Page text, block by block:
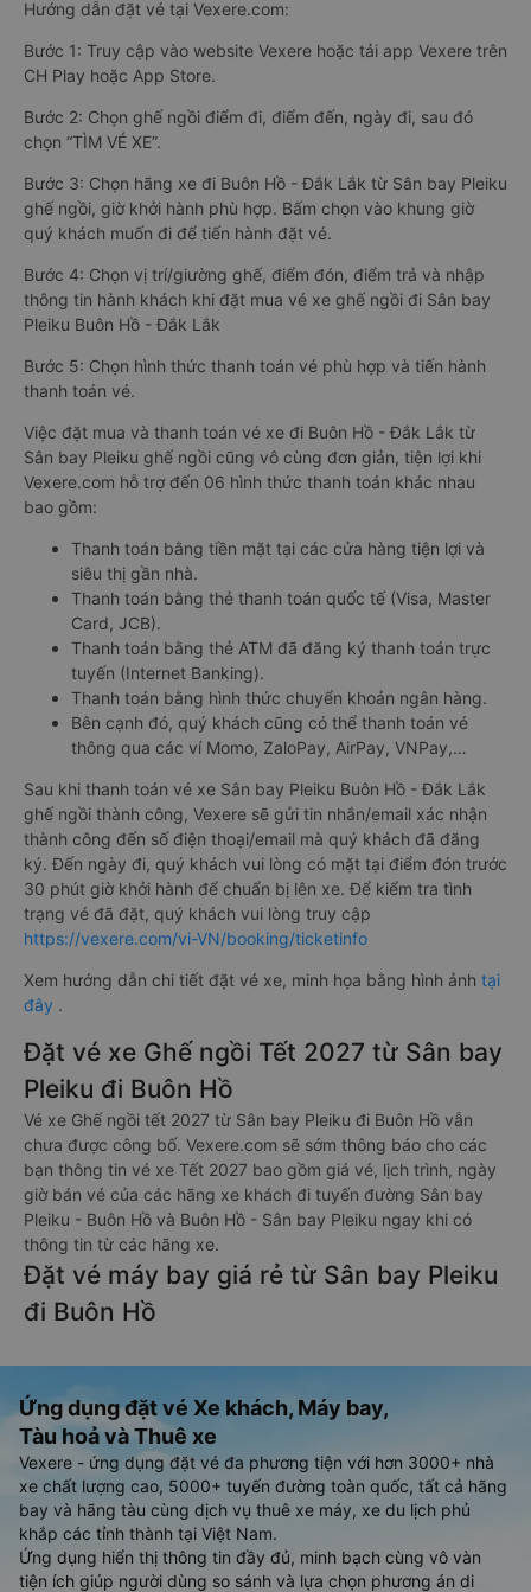
Hướng dẫn đặt vé tại Vexere.com:
Bước 1: Truy cập vào website Vexere hoặc tải app Vexere trên
CH Play hoặc App Store.
Bước 2: Chọn ghế ngồi điểm đi, điểm đến, ngày đi, sau đó
chọn “TÌM VÉ XE”.
Bước 3: Chọn hãng xe đi Buôn Hồ - Đắk Lắk từ Sân bay Pleiku
ghế ngồi, giờ khởi hành phù hợp. Bấm chọn vào khung giờ
quý khách muốn đi để tiến hành đặt vé.
Bước 4: Chọn vị trí/giường ghế, điểm đón, điểm trả và nhập
thông tin hành khách khi đặt mua vé xe ghế ngồi đi Sân bay
Pleiku Buôn Hồ - Đắk Lắk
Bước 5: Chọn hình thức thanh toán vé phù hợp và tiến hành
thanh toán vé.
Việc đặt mua và thanh toán vé xe đi Buôn Hồ - Đắk Lắk từ
Sân bay Pleiku ghế ngồi cũng vô cùng đơn giản, tiện lợi khi
Vexere.com hỗ trợ đến 06 hình thức thanh toán khác nhau
bao gồm:
Thanh toán bằng tiền mặt tại các cửa hàng tiện lợi và
siêu thị gần nhà.
Thanh toán bằng thẻ thanh toán quốc tế (Visa, Master
Card, JCB).
Thanh toán bằng thẻ ATM đã đăng ký thanh toán trực
tuyến (Internet Banking).
Thanh toán bằng hình thức chuyển khoản ngân hàng.
Bên cạnh đó, quý khách cũng có thể thanh toán vé
thông qua các ví Momo, ZaloPay, AirPay, VNPay,…
Sau khi thanh toán vé xe Sân bay Pleiku Buôn Hồ - Đắk Lắk
ghế ngồi thành công, Vexere sẽ gửi tin nhắn/email xác nhận
thành công đến số điện thoại/email mà quý khách đã đăng
ký. Đến ngày đi, quý khách vui lòng có mặt tại điểm đón trước
30 phút giờ khởi hành để chuẩn bị lên xe. Để kiểm tra tình
trạng vé đã đặt, quý khách vui lòng truy cập
https://vexere.com/vi-VN/booking/ticketinfo
Xem hướng dẫn chi tiết đặt vé xe, minh họa bằng hình ảnh tại
đây .
Đặt vé xe Ghế ngồi Tết 2027 từ Sân bay
Pleiku đi Buôn Hồ
Vé xe Ghế ngồi tết 2027 từ Sân bay Pleiku đi Buôn Hồ vẫn
chưa được công bố. Vexere.com sẽ sớm thông báo cho các
bạn thông tin vé xe Tết 2027 bao gồm giá vé, lịch trình, ngày
giờ bán vé của các hãng xe khách đi tuyến đường Sân bay
Pleiku - Buôn Hồ và Buôn Hồ - Sân bay Pleiku ngay khi có
thông tin từ các hãng xe.
Đặt vé máy bay giá rẻ từ Sân bay Pleiku
đi Buôn Hồ
Ứng dụng đặt vé Xe khách, Máy bay,
Tàu hoả và Thuê xe
Vexere - ứng dụng đặt vé đa phương tiện với hơn 3000+ nhà
xe chất lượng cao, 5000+ tuyến đường toàn quốc, tất cả hãng
bay và hãng tàu cùng dịch vụ thuê xe máy, xe du lịch phủ
khắp các tỉnh thành tại Việt Nam.
Ứng dụng hiển thị thông tin đầy đủ, minh bạch cùng vô vàn
tiện ích giúp người dùng so sánh và lựa chọn phương án di